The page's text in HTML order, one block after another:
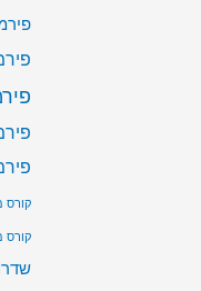
קורס
קורס